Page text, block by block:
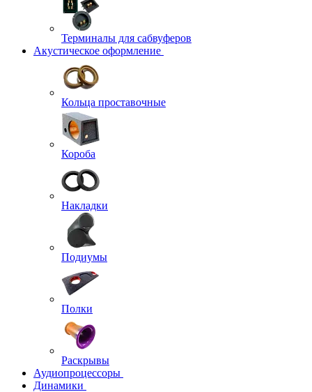
Терминалы для сабвуферов
Акустическое оформление
Кольца проставочные
Короба
Накладки
Подиумы
Полки
Раскрывы
Аудиопроцессоры
Динамики